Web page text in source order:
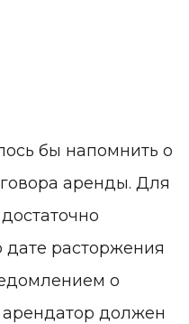
бы напомнить о
аренды. Для
дате расторжения
о
арендатор должен